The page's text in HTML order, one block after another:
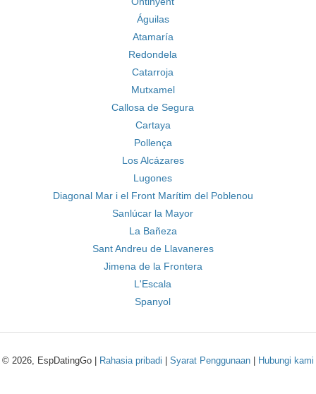
Águilas
Atamaría
Redondela
Catarroja
Mutxamel
Callosa de Segura
Cartaya
Pollença
Los Alcázares
Lugones
Diagonal Mar i el Front Marítim del Poblenou
Sanlúcar la Mayor
La Bañeza
Sant Andreu de Llavaneres
Jimena de la Frontera
L'Escala
Spanyol
© 2026, EspDatingGo | Rahasia pribadi Syarat Penggunaan Hubungi kami